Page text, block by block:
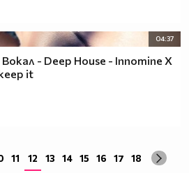
04:37
- Deep House - Innomine X
it
11 12 13 14 15 16 17 18